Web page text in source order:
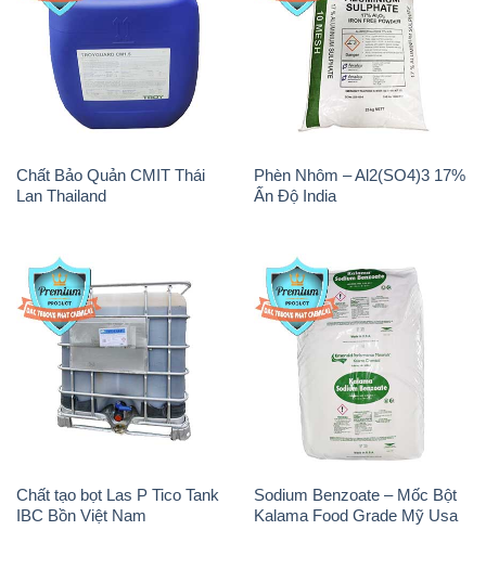
Chất Bảo Quản CMIT Thái
Lan Thailand
Phèn Nhôm – Al2(SO4)3 17%
Ấn Độ India
Chất tạo bọt Las P Tico Tank
IBC Bồn Việt Nam
Sodium Benzoate – Mốc Bột
Kalama Food Grade Mỹ Usa